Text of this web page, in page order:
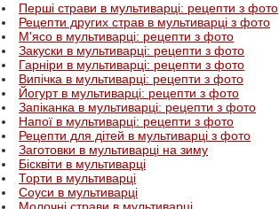
Перші страви в мультиварці: рецепти з фото
Рецепти других страв в мультиварці з фото
М'ясо в мультиварці: рецепти з фото
Закуски в мультиварці: рецепти з фото
Гарніри в мультиварці: рецепти з фото
Випічка в мультиварці: рецепти з фото
Йогурт в мультиварці: рецепти з фото
Запіканка в мультиварці: рецепти з фото
Напої в мультиварці: рецепти з фото
Рецепти для дітей в мультиварці з фото
Заготовки в мультиварці на зиму
Бісквіти в мультиварці
Торти в мультиварці
Соуси в мультиварці